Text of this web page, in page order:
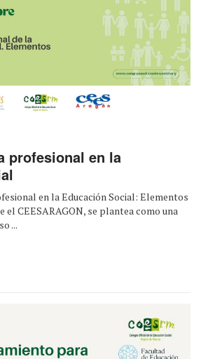
profesional en la
en la Educación Social: Elementos
el CEESARAGON, se plantea como una
...